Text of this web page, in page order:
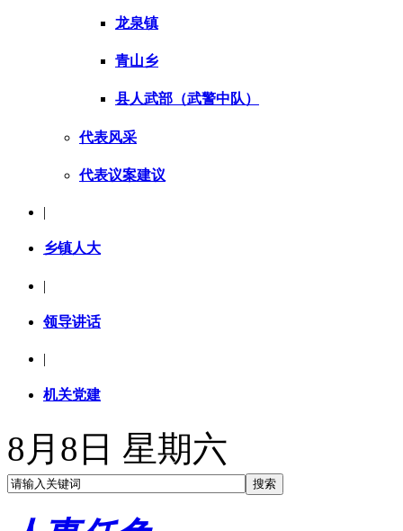
龙泉镇
青山乡
县人武部（武警中队）
代表风采
代表议案建议
|
乡镇人大
|
领导讲话
|
机关党建
8月8日 星期六